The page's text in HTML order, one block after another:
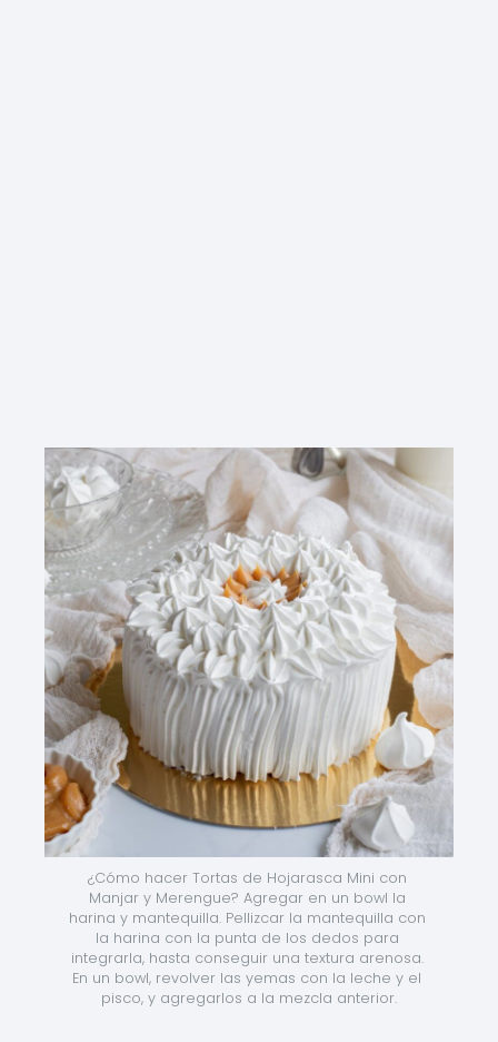
¿Cómo hacer Tortas de Hojarasca Mini con
Manjar y Merengue? Agregar en un bowl la
harina y mantequilla. Pellizcar la mantequilla con
la harina con la punta de los dedos para
integrarla, hasta conseguir una textura arenosa.
En un bowl, revolver las yemas con la leche y el
pisco, y agregarlos a la mezcla anterior.